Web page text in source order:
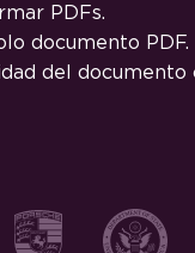
PDFs.
documento PDF.
del documento